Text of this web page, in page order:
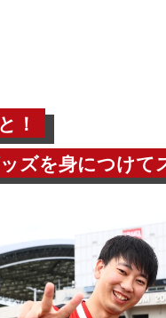
！
ズを身につけて